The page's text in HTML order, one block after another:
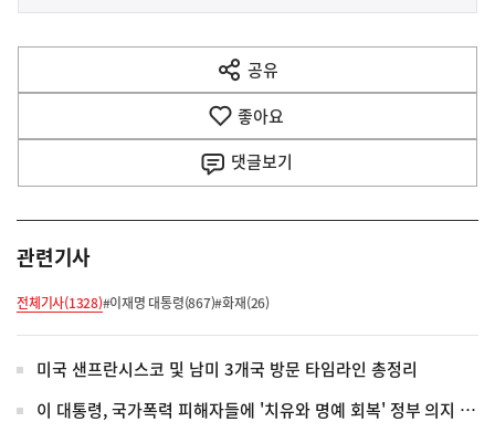
전
다
음
사
공유
열
기
좋아요
댓글보기
관련기사
전체기사(1328)#이재명 대통령(867)#화재(26)
미국 샌프란시스코 및 남미 3개국 방문 타임라인 총정리
이 대통령, 국가폭력 피해자들에 '치유와 명예 회복' 정부 의지 전달